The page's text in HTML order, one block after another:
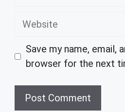
Website
Save my name, email,
browser for the next